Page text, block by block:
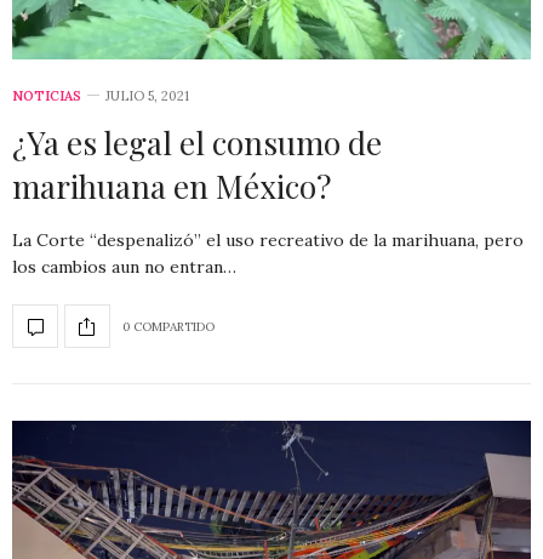
NOTICIAS JULIO 5, 2021
¿Ya es legal el consumo de
marihuana en México?
La Corte “despenalizó” el uso recreativo de la marihuana, pero
los cambios aun no entran…
0 COMPARTIDO